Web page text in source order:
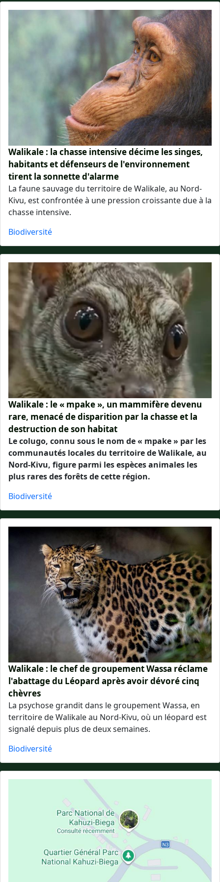
Walikale : la chasse intensive décime les singes,
habitants et défenseurs de l'environnement
tirent la sonnette d'alarme
La faune sauvage du territoire de Walikale, au Nord-
Kivu, est confrontée à une pression croissante due à la
chasse intensive.
Biodiversité
Walikale : le « mpake », un mammifère devenu
rare, menacé de disparition par la chasse et la
destruction de son habitat
Le colugo, connu sous le nom de « mpake » par les
communautés locales du territoire de Walikale, au
Nord-Kivu, figure parmi les espèces animales les
plus rares des forêts de cette région.
Biodiversité
Walikale : le chef de groupement Wassa réclame
l'abattage du Léopard après avoir dévoré cinq
chèvres
La psychose grandit dans le groupement Wassa, en
territoire de Walikale au Nord-Kivu, où un léopard est
signalé depuis plus de deux semaines.
Biodiversité